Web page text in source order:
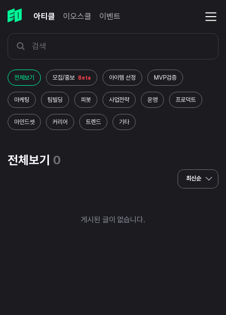
아티클 이오스쿨 이벤트
전체보기 모집/홍보 Beta 아이템 선정 MVP검증
마케팅 팀빌딩 피봇 사업전략 운영 프로덕트
마인드셋 커리어 트렌드 기타
전체보기 0
최신순
게시된 글이 없습니다.